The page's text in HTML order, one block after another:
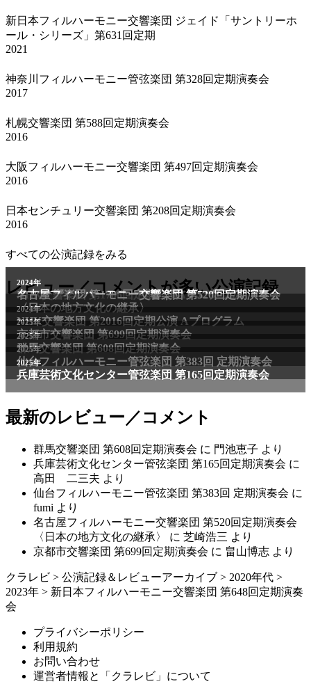
新日本フィルハーモニー交響楽団 ジェイド「サントリーホ
ール・シリーズ」第631回定期
2021
神奈川フィルハーモニー管弦楽団 第328回定期演奏会
2017
札幌交響楽団 第588回定期演奏会
2016
大阪フィルハーモニー交響楽団 第497回定期演奏会
2016
日本センチュリー交響楽団 第208回定期演奏会
2016
すべての公演記録をみる
レビュー／コメントが多い公演記録
最新のレビュー／コメント
群馬交響楽団 第608回定期演奏会 に 門池恵子 より
兵庫芸術文化センター管弦楽団 第165回定期演奏会 に
高田 二三夫 より
仙台フィルハーモニー管弦楽団 第383回 定期演奏会 に
fumi より
名古屋フィルハーモニー交響楽団 第520回定期演奏会
〈日本の地方文化の継承〉
に 芝崎浩三 より
京都市交響楽団 第699回定期演奏会 に 畠山博志 より
クラレビ > 公演記録＆レビューアーカイブ > 2020年代 >
2023年 > 新日本フィルハーモニー交響楽団 第648回定期演奏
会
プライバシーポリシー
利用規約
お問い合わせ
運営者情報と「クラレビ」について